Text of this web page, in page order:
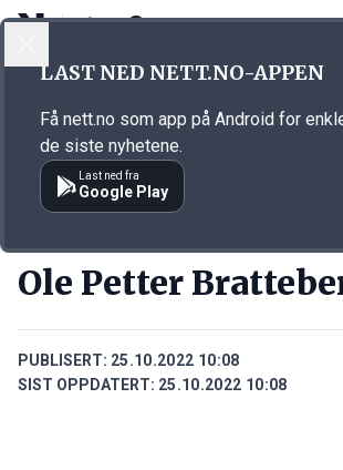
Annonsørinnhold
Ole Petter
PUBLISERT: 25.10.2022 10:08
SIST OPPDATERT: 25.10.2022 10:08
LAST NED NETT.NO-APPEN
Få nett.no som app på Android for
de siste nyhetene.
Last ned fra
Google Play